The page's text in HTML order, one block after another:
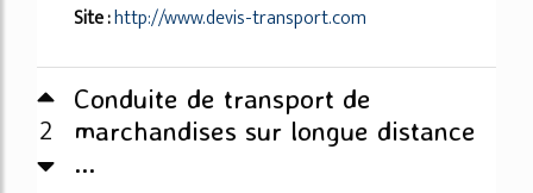
Site :http://www.devis-transport.com
2
Conduite de transport de
marchandises sur longue distance
...